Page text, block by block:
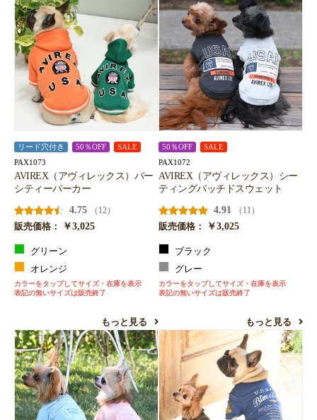
リード穴付き 50％OFF SALE
PAX1073
AVIREX（アヴィレックス）バー
シティーパーカー
4.75
（12）
販売価格：
￥3,025
グリーン
オレンジ
カラーをタップしてサイズ・在庫を表示
表記の無いサイズは販売終了
もっと見る
50％OFF SALE
PAX1072
AVIREX（アヴィレックス）シー
ティングパッチドスウェット
4.91
（11）
販売価格：
￥3,025
ブラック
グレー
カラーをタップしてサイズ・在庫を表示
表記の無いサイズは販売終了
もっと見る